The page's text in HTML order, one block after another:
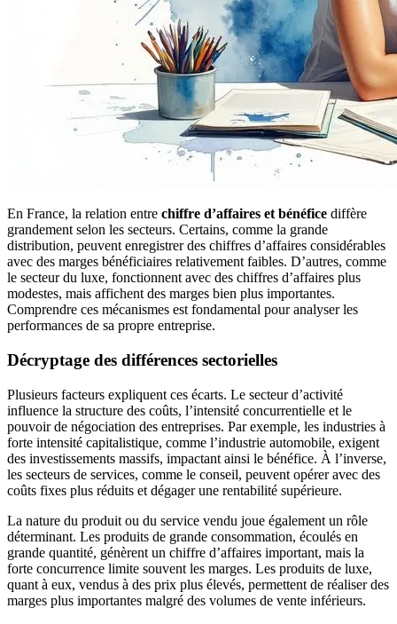
En France, la relation entre chiffre d’affaires et bénéfice diffère
grandement selon les secteurs. Certains, comme la grande
distribution, peuvent enregistrer des chiffres d’affaires considérables
avec des marges bénéficiaires relativement faibles. D’autres, comme
le secteur du luxe, fonctionnent avec des chiffres d’affaires plus
modestes, mais affichent des marges bien plus importantes.
Comprendre ces mécanismes est fondamental pour analyser les
performances de sa propre entreprise.
Décryptage des différences sectorielles
Plusieurs facteurs expliquent ces écarts. Le secteur d’activité
influence la structure des coûts, l’intensité concurrentielle et le
pouvoir de négociation des entreprises. Par exemple, les industries à
forte intensité capitalistique, comme l’industrie automobile, exigent
des investissements massifs, impactant ainsi le bénéfice. À l’inverse,
les secteurs de services, comme le conseil, peuvent opérer avec des
coûts fixes plus réduits et dégager une rentabilité supérieure.
La nature du produit ou du service vendu joue également un rôle
déterminant. Les produits de grande consommation, écoulés en
grande quantité, génèrent un chiffre d’affaires important, mais la
forte concurrence limite souvent les marges. Les produits de luxe,
quant à eux, vendus à des prix plus élevés, permettent de réaliser des
marges plus importantes malgré des volumes de vente inférieurs.